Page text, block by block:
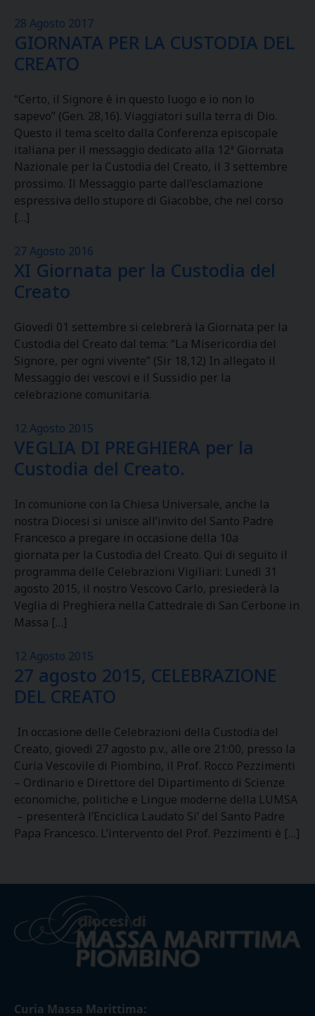
28 Agosto 2017
GIORNATA PER LA CUSTODIA DEL
CREATO
“Certo, il Signore è in questo luogo e io non lo
sapevo” (Gen. 28,16). Viaggiatori sulla terra di Dio.
Questo il tema scelto dalla Conferenza episcopale
italiana per il messaggio dedicato alla 12ª Giornata
Nazionale per la Custodia del Creato, il 3 settembre
prossimo. Il Messaggio parte dall’esclamazione
espressiva dello stupore di Giacobbe, che nel corso
[…]
27 Agosto 2016
XI Giornata per la Custodia del
Creato
Giovedì 01 settembre si celebrerà la Giornata per la
Custodia del Creato dal tema: “La Misericordia del
Signore, per ogni vivente” (Sir 18,12) In allegato il
Messaggio dei vescovi e il Sussidio per la
celebrazione comunitaria.
12 Agosto 2015
VEGLIA DI PREGHIERA per la
Custodia del Creato.
In comunione con la Chiesa Universale, anche la
nostra Diocesi si unisce all’invito del Santo Padre
Francesco a pregare in occasione della 10a
giornata per la Custodia del Creato. Qui di seguito il
programma delle Celebrazioni Vigiliari: Lunedì 31
agosto 2015, il nostro Vescovo Carlo, presiederà la
Veglia di Preghiera nella Cattedrale di San Cerbone in
Massa […]
12 Agosto 2015
27 agosto 2015, CELEBRAZIONE
DEL CREATO
In occasione delle Celebrazioni della Custodia del
Creato, giovedì 27 agosto p.v., alle ore 21:00, presso la
Curia Vescovile di Piombino, il Prof. Rocco Pezzimenti
– Ordinario e Direttore del Dipartimento di Scienze
economiche, politiche e Lingue moderne della LUMSA
– presenterà l’Enciclica Laudato Si’ del Santo Padre
Papa Francesco. L’intervento del Prof. Pezzimenti è […]
Curia Massa Marittima: